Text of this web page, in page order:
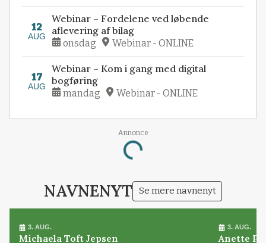
12
AUG
Webinar – Fordelene ved løbende
aflevering af bilag
onsdag Webinar - ONLINE
17
AUG
Webinar – Kom i gang med digital
bogføring
mandag Webinar - ONLINE
Annonce
Loading...
NAVNENYT Se mere navnenyt
3. AUG.
Michaela Toft Jepsen
3. AUG.
Anette